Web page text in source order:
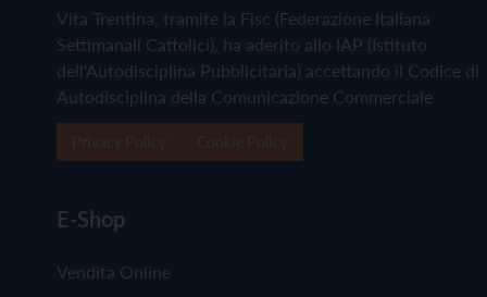
Vita Trentina, tramite la Fisc (Federazione Italiana
Settimanali Cattolici), ha aderito allo IAP (Istituto
dell'Autodisciplina Pubblicitaria) accettando il Codice di
Autodisciplina della Comunicazione Commerciale
E-Shop
Vendita Online